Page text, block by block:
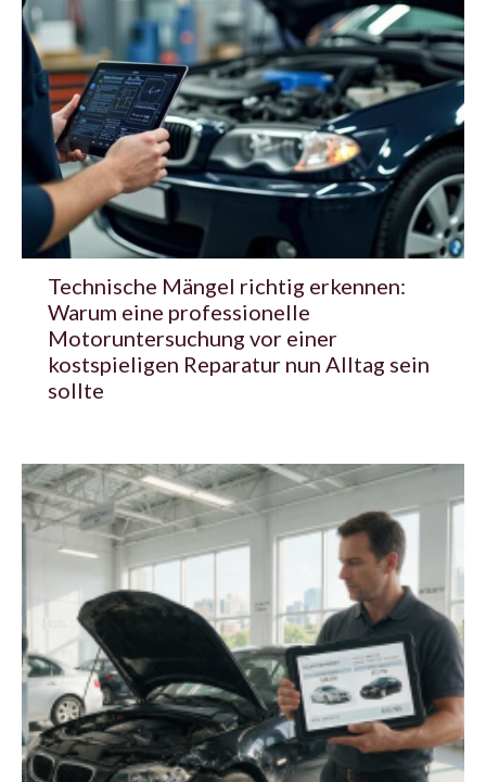
Technische Mängel richtig erkennen:
Warum eine professionelle
Motoruntersuchung vor einer
kostspieligen Reparatur nun Alltag sein
sollte